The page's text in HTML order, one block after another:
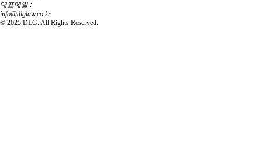
대표메일 :
info@dlglaw.co.kr
© 2025 DLG. All Rights Reserved.